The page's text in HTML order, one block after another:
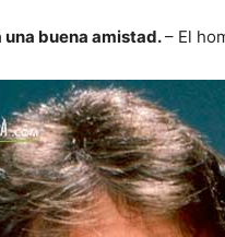
una buena amistad.– El